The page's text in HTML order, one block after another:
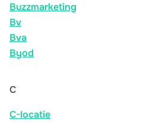
Buzzmarketing
Bv
Bva
Byod
C
C-locatie